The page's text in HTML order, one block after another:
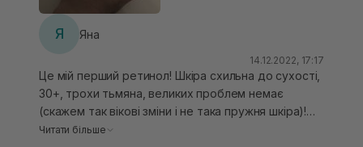
Обличчя на ранок дійсно, як казала Ілонка,
блищить як кастрюлька
Я Яна
14.12.2022, 17:17
Це мій перший ретинол! Шкіра схильна до сухості,
30+, трохи тьмяна, великих проблем немає
(скажем так вікові зміни і не така пружня шкіра)!
Використовую 2 місяці, вводила по схемі, тільки
Читати більше